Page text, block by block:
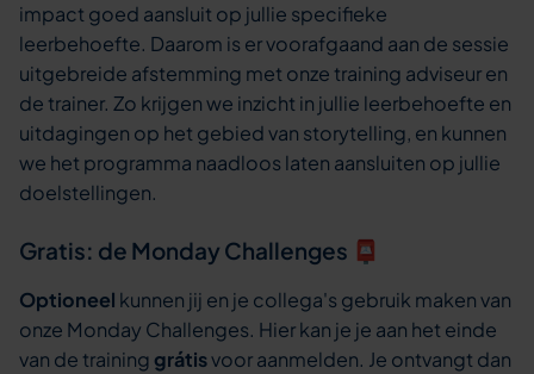
impact goed aansluit op jullie specifieke
leerbehoefte. Daarom is er voorafgaand aan de sessie
uitgebreide afstemming met onze training adviseur en
de trainer. Zo krijgen we inzicht in jullie leerbehoefte en
uitdagingen op het gebied van storytelling, en kunnen
we het programma naadloos laten aansluiten op jullie
doelstellingen.
Gratis: de Monday Challenges 📮
Optioneel kunnen jij en je collega's gebruik maken van
onze Monday Challenges. Hier kan je je aan het einde
van de training grátisvoor aanmelden. Je ontvangt dan